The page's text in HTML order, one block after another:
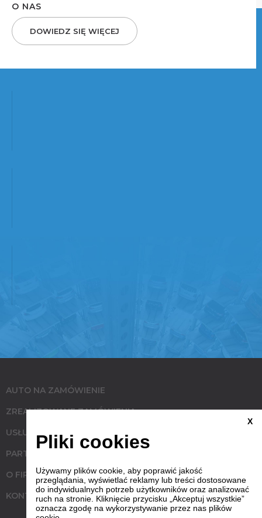
O NAS
DOWIEDZ SIĘ WIĘCEJ
AUTO NA ZAMÓWIENIE
ZREALIZOWANE ZAMÓWIENIA
USŁUGI
PARTNERZY
O FIRMIE
KONTAKT
X
Pliki cookies
Używamy plików cookie, aby poprawić jakość
przeglądania, wyświetlać reklamy lub treści dostosowane
do indywidualnych potrzeb użytkowników oraz analizować
ruch na stronie. Kliknięcie przycisku „Akceptuj wszystkie”
oznacza zgodę na wykorzystywanie przez nas plików